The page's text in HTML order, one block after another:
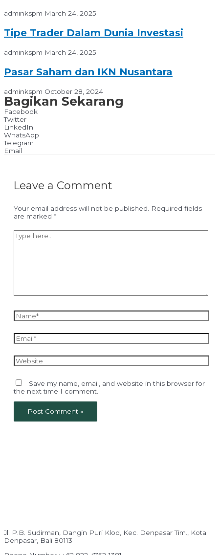
adminkspm March 24, 2025
Tipe Trader Dalam Dunia Investasi
adminkspm March 24, 2025
Pasar Saham dan IKN Nusantara
adminkspm October 28, 2024
Bagikan Sekarang
Facebook
Twitter
LinkedIn
WhatsApp
Telegram
Email
Leave a Comment
Your email address will not be published. Required fields
are marked *
Type
here..
Name*
Email*
Website
Save my name, email, and website in this browser for
the next time I comment.
Jl. P.B. Sudirman, Dangin Puri Klod, Kec. Denpasar Tim., Kota
Denpasar, Bali 80113